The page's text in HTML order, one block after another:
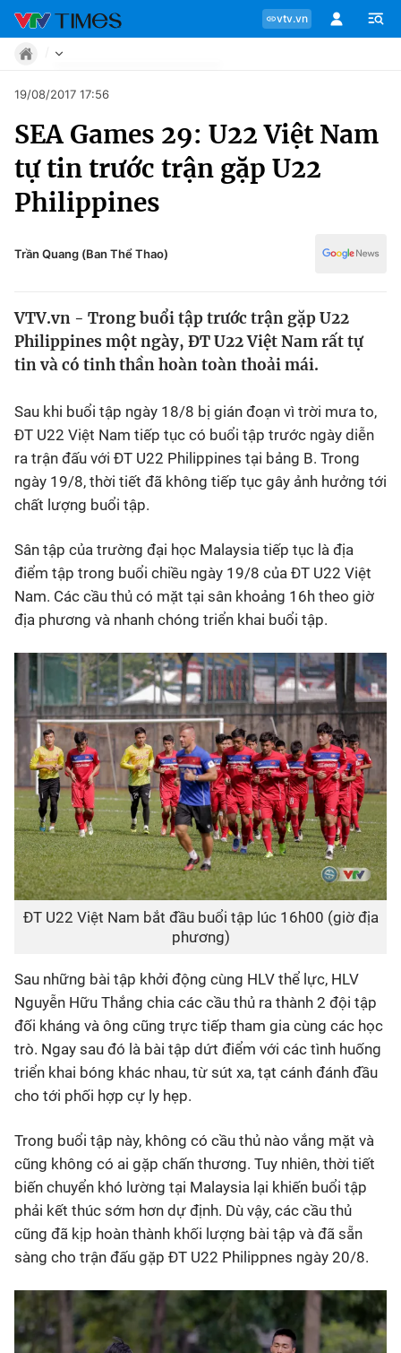
vtv.vn
Chuyên mục
Tin tức
Chân dung
Bóng đá
Thể thao Điện tử
Các môn khác
VIDEO
Bên lề
Move
Phong cách
Sự kiện
Bóng đá
Thể thao điện tử
Video
19/08/2017 17:56
SEA Games 29: U22 Việt Nam
tự tin trước trận gặp U22
Philippines
Trần Quang (Ban Thể Thao)
VTV.vn - Trong buổi tập trước trận gặp U22
Philippines một ngày, ĐT U22 Việt Nam rất tự
tin và có tinh thần hoàn toàn thoải mái.
Sau khi buổi tập ngày 18/8 bị gián đoạn vì trời mưa to,
ĐT U22 Việt Nam tiếp tục có buổi tập trước ngày diễn
ra trận đấu với ĐT U22 Philippines tại bảng B. Trong
ngày 19/8, thời tiết đã không tiếp tục gây ảnh hưởng tới
chất lượng buổi tập.
Sân tập của trường đại học Malaysia tiếp tục là địa
điểm tập trong buổi chiều ngày 19/8 của ĐT U22 Việt
Nam. Các cầu thủ có mặt tại sân khoảng 16h theo giờ
địa phương và nhanh chóng triển khai buổi tập.
ĐT U22 Việt Nam bắt đầu buổi tập lúc 16h00 (giờ địa
phương)
Sau những bài tập khởi động cùng HLV thể lực, HLV
Nguyễn Hữu Thắng chia các cầu thủ ra thành 2 đội tập
đối kháng và ông cũng trực tiếp tham gia cùng các học
trò. Ngay sau đó là bài tập dứt điểm với các tình huống
triển khai bóng khác nhau, từ sút xa, tạt cánh đánh đầu
cho tới phối hợp cự ly hẹp.
Trong buổi tập này, không có cầu thủ nào vắng mặt và
cũng không có ai gặp chấn thương. Tuy nhiên, thời tiết
biến chuyển khó lường tại Malaysia lại khiến buổi tập
phải kết thúc sớm hơn dự định. Dù vậy, các cầu thủ
cũng đã kịp hoàn thành khối lượng bài tập và đã sẵn
sàng cho trận đấu gặp ĐT U22 Philippnes ngày 20/8.